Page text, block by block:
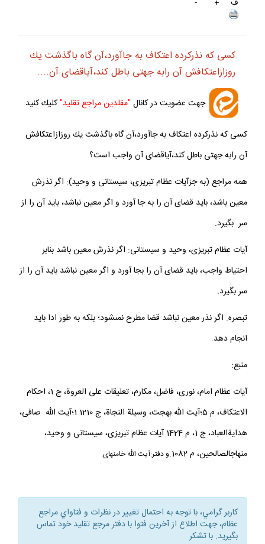
ف
+
-
كسى كه نذركرده اعتكاف به جاآورد،آن گاه باگذشت يك
روزازاعتكافش آن رابه جهتى باطل كند،آياقضاى آن....
جهت عضويت در كانال "مقلدين مراجع تقليد"كليك كنيد
كسى كه نذركرده اعتكاف به جاآورد،آن گاه باگذشت يك روزازاعتكافش
آن رابه جهتى باطل كند،آياقضاى آن واجب است؟
همه مراجع (به جزآيات عظام تبريزى، سيستانى و وحيد): اگر نذرش
معين باشد، بايد قضاى آن را به جا آورد و اگر معين نباشد، بايد آن را از
سر بگيرد.
آيات عظام تبريزى، وحيد و سيستانى: اگر نذرش معين باشد بنابر
احتياط واجب، بايد قضاى آن را بجا آورد و اگر معين نباشد بايد آن را از
سر بگيرد.
تبصره. اگر نذر معين نباشد قضا مطرح نمى‏شود؛ بلكه به طور ادا بايد
انجام دهد.
منبع:
آيات عظام امام، نورى، فاضل، مكارم، تعليقات على العروة، ج 1، احكام
الاعتكاف، م 5؛آيت الله بهجت، وسيلة النجاة، ج 1210 1؛آيت الله صافى،
هدايةالعباد، ج 1، م 1424 آيات عظام تبريزى، سيستانى و وحيد،
منهاج‏الصالحين، م 1082.
و دفتر:آيت الله خامنه‏اى.
كاربر گرامي، با توجه به احتمال تغيير در نظرات و فتاواي مراجع
عظام، جهت اطلاع از آخرين فتوا با دفتر مرجع تقليد خود تماس
بگيريد. با تشكر